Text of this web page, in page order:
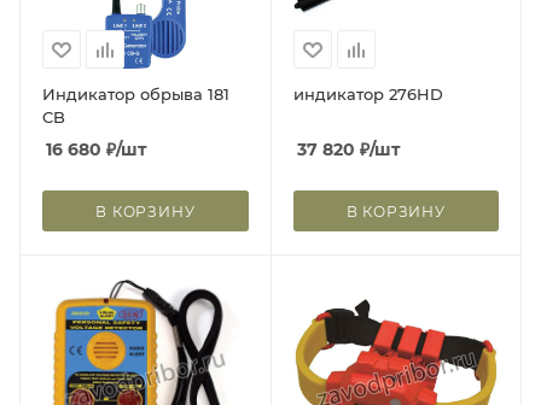
Индикатор обрыва 181
CB
16 680 ₽/шт
В КОРЗИНУ
индикатор 276HD
37 820 ₽/шт
В КОРЗИНУ